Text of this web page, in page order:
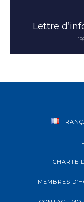
Lettre
CHARTE
MEMBRES